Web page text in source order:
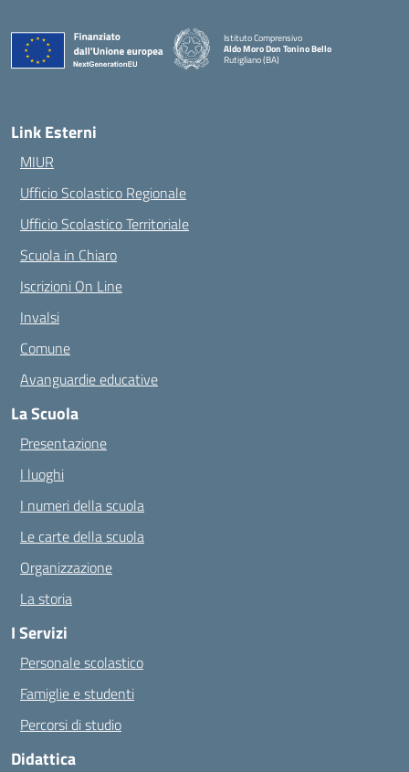
Istituto Comprensivo
Aldo Moro Don Tonino Bello
Rutigliano (BA)
— Visita la pagina iniziale della scuola
Link Esterni
MIUR
Ufficio Scolastico Regionale
Ufficio Scolastico Territoriale
Scuola in Chiaro
Iscrizioni On Line
Invalsi
Comune
Avanguardie educative
La Scuola
Presentazione
I luoghi
I numeri della scuola
Le carte della scuola
Organizzazione
La storia
I Servizi
Personale scolastico
Famiglie e studenti
Percorsi di studio
Didattica